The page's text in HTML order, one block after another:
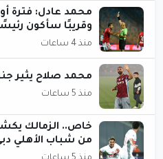
محمد عادل: فترة
وقريبًا سأكون
منذ 4 ساعات
محمد صلاح يثير
منذ 5 ساعات
خاص.. الزمالك
من شباب الأهلي